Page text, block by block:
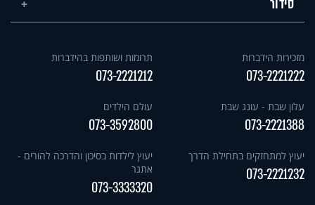
סידור
מזכירות הידברות
073-2221222
תרומות ושותפות בהידברות
073-2221212
עלון שבת - עונג שבת
073-2221388
עולם הילדים
073-3592800
יעוץ למתחזקים בתחילת הדרך
073-2221232
יעוץ לילדות בסיכון והדרכה להורים -
אתגר
073-3333320